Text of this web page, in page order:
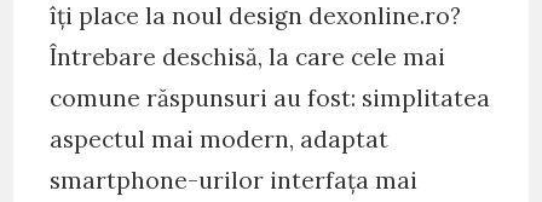
îți place la noul design dexonline.ro?
Întrebare deschisă, la care cele mai
comune răspunsuri au fost: simplitatea
aspectul mai modern, adaptat
smartphone-urilor interfața mai